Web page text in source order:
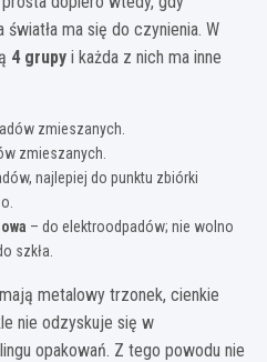
ma się do czynienia. W
4 grupy i każda z nich ma inne
zmieszanych.
zmieszanych.
najlepiej do punktu zbiórki
– do elektroodpadów; nie wolno
szkła.
metalowy trzonek, cienkie
nie odzyskuje się w
opakowań. Z tego powodu nie